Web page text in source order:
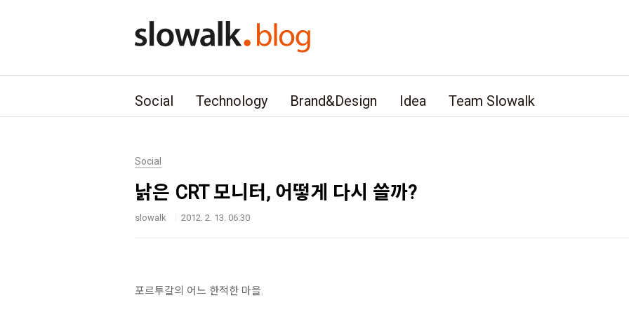
Social Technology Brand&Design Idea Team Slowalk
Social
낡은 CRT 모니터, 어떻게 다시 쓸까?
slowalk 2012. 2. 13. 06:30
포르투갈의 어느 한적한 마을.